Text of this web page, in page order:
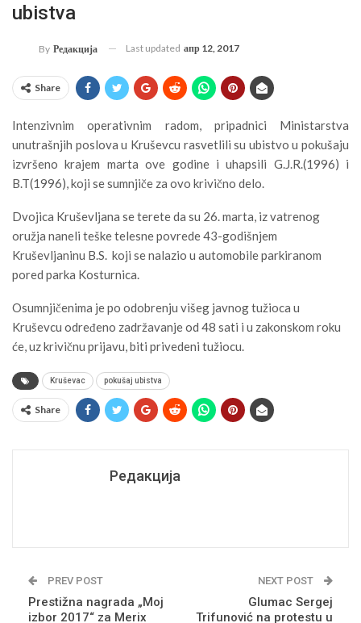
ubistva
By Редакција Last updated апр 12, 2017
Share
Intenzivnim operativnim radom, pripadnici Ministarstva
unutrašnjih poslova u Kruševcu rasvetlili su ubistvo u pokušaju
izvršeno krajem marta ove godine i uhapsili G.J.R.(1996) i
B.T(1996), koji se sumnjiče za ovo krivično delo.
Dvojica Kruševljana se terete da su 26. marta, iz vatrenog
oružja naneli teške telesne povrede 43-godišnjem
Kruševljaninu B.S. koji se nalazio u automobile parkiranom
pored parka Kosturnica.
Osumnjičenima je po odobrenju višeg javnog tužioca u
Kruševcu određeno zadržavanje od 48 sati i u zakonskom roku
će, uz krivičnu prijavu, biti privedeni tužiocu.
Kruševac pokušaj ubistva
Share
Редакција
PREV POST
Prestižna nagrada „Moj
izbor 2017“ za Merix
NEXT POST
Glumac Sergej
Trifunović na protestu u